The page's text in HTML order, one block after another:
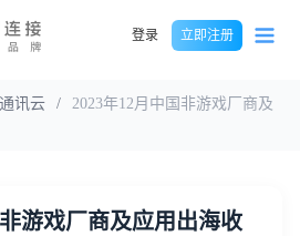
登录 立即注册
讯云 /
2023年12月中国非游戏厂商及
游戏厂商及应用出海收